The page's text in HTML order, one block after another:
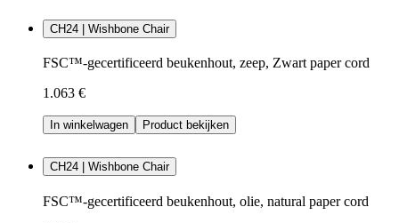
CH24 | Wishbone Chair
FSC™-gecertificeerd beukenhout, zeep, Zwart paper cord
1.063 €
In winkelwagen Product bekijken
CH24 | Wishbone Chair
FSC™-gecertificeerd beukenhout, olie, natural paper cord